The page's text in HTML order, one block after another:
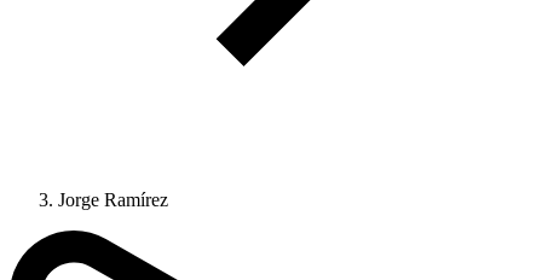
Jorge Ramírez